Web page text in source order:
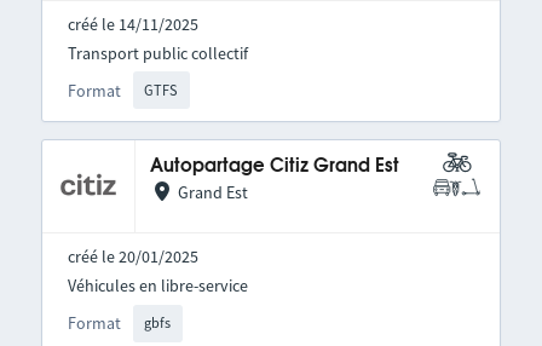
créé le 14/11/2025
Format GTFS
Transport public collectif
Autopartage Citiz Grand Est
Grand Est
créé le 20/01/2025
Format gbfs
Véhicules en libre-service